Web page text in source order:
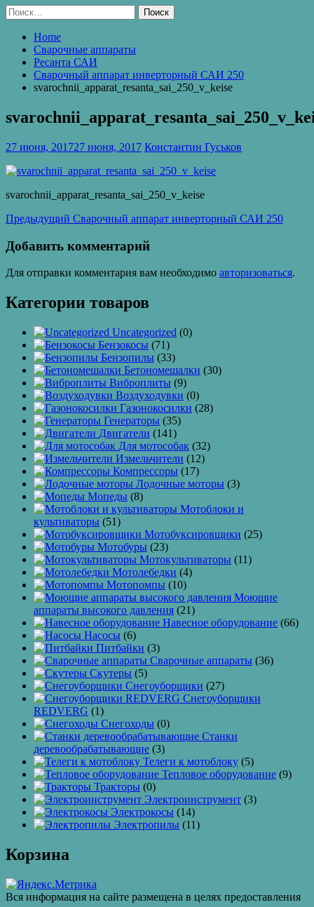
Найти:
Home
Сварочные аппараты
Ресанта САИ
Сварочный аппарат инверторный САИ 250
svarochnii_apparat_resanta_sai_250_v_keise
27 июня, 201727 июня, 2017 Константин Гуськов
svarochnii_apparat_resanta_sai_250_v_keise
Навигация
по
записям
Предыдущий Предыдущая
Сварочный аппарат инверторный САИ 250
Добавить комментарий
Для отправки комментария вам необходимо авторизоваться.
Категории товаров
Uncategorized (0)
Бензокосы (71)
Бензопилы (33)
Бетономешалки (30)
Виброплиты (9)
Воздуходувки (0)
Газонокосилки (28)
Генераторы (35)
Двигатели (141)
Для мотособак (32)
Измельчители (12)
Компрессоры (17)
Лодочные моторы (3)
Мопеды (8)
Мотоблоки и
культиваторы (51)
Мотобуксировщики (25)
Мотобуры (23)
Мотокультиваторы (11)
Мотолебедки (4)
Мотопомпы (10)
Моющие
аппараты высокого давления (21)
Навесное оборудование (66)
Насосы (6)
Питбайки (3)
Сварочные аппараты (36)
Скутеры (5)
Снегоуборщики (27)
Снегоуборщики
REDVERG (1)
Снегоходы (0)
Станки
деревообрабатывающие (3)
Телеги к мотоблоку (5)
Тепловое оборудование (9)
Тракторы (0)
Электроинструмент (3)
Электрокосы (14)
Электропилы (11)
Корзина
Вся информация на сайте размещена в целях предоставления